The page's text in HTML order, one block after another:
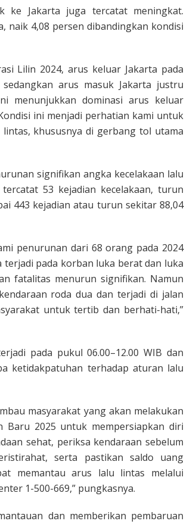
ke Jakarta juga tercatat meningkat.
naik 4,08 persen dibandingkan kondisi
Lilin 2024, arus keluar Jakarta pada
arus masuk Jakarta justru
menunjukkan dominasi arus keluar
ini menjadi perhatian kami untuk
khususnya di gerbang tol utama
signifikan angka kecelakaan lalu
53 kejadian kecelakaan, turun
443 kejadian atau turun sekitar 88,04
penurunan dari 68 orang pada 2024
terjadi pada korban luka berat dan luka
fatalitas menurun signifikan. Namun
roda dua dan terjadi di jalan
untuk tertib dan berhati-hati,”
pada pukul 06.00–12.00 WIB dan
ketidakpatuhan terhadap aturan lalu
masyarakat yang akan melakukan
2025 untuk mempersiapkan diri
sehat, periksa kendaraan sebelum
serta pastikan saldo uang
memantau arus lalu lintas melalui
1-500-669,” pungkasnya.
dan memberikan pembaruan